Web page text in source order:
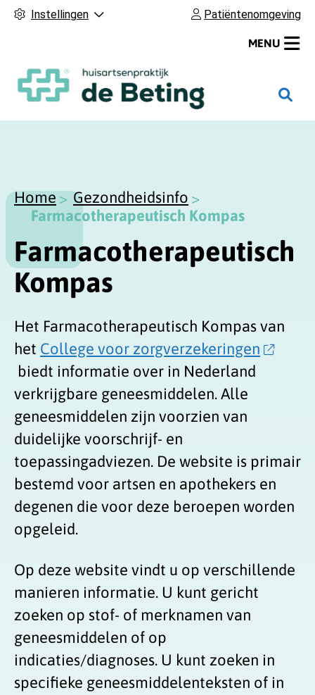
Instellingen Patiëntenomgeving
H
o
u
MENU
Home
Gezondheidsinfo
Farmacotherapeutisch Kompas
Farmacotherapeutisch
Kompas
Het Farmacotherapeutisch Kompas van
het College voor zorgverzekeringen
biedt informatie over in Nederland
verkrijgbare geneesmiddelen. Alle
geneesmiddelen zijn voorzien van
duidelijke voorschrijf- en
toepassingadviezen. De website is primair
bestemd voor artsen en apothekers en
degenen die voor deze beroepen worden
opgeleid.
Op deze website vindt u op verschillende
manieren informatie. U kunt gericht
zoeken op stof- of merknamen van
geneesmiddelen of op
indicaties/diagnoses. U kunt zoeken in
specifieke geneesmiddelenteksten of in